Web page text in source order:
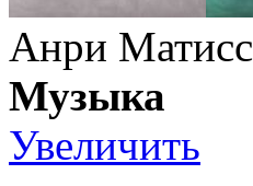
Анри Матисс
Музыка
Увеличить